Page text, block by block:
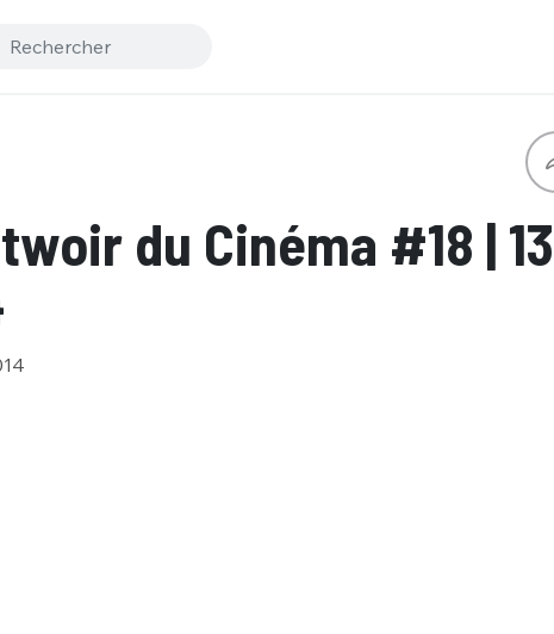
du Cinéma #18 | 13